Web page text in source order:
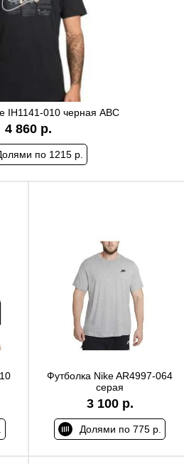
IH1141-010 черная ABC
4 860 р.
по 1215 р.
Футболка Nike AR4997-064
серая
3 100 р.
Долями по 775 р.